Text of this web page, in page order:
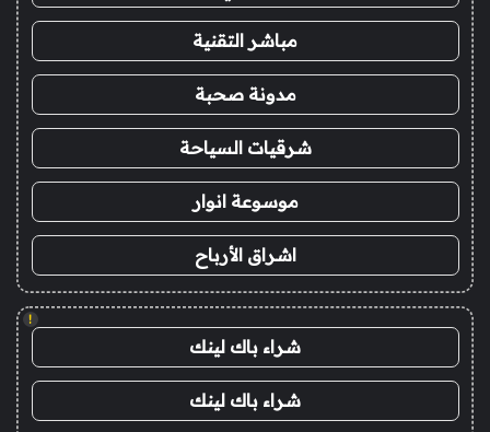
مباشر التقنية
مدونة صحبة
شرقيات السياحة
موسوعة انوار
اشراق الأرباح
!
شراء باك لينك
شراء باك لينك